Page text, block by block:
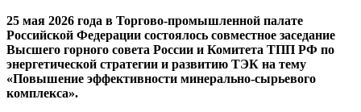
25 мая 2026 года в Торгово-промышленной палате
Российской Федерации состоялось совместное заседание
Высшего горного совета России и Комитета ТПП РФ по
энергетической стратегии и развитию ТЭК на тему
«Повышение эффективности минерально-сырьевого
комплекса».